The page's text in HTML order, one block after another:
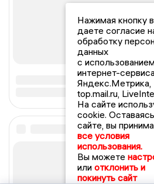
Нажимая кнопку
даете согласие
обработку
данных
с
интернет-
Яндекс.Метрика,
top.mail.ru,
На сайте
cookie.
сайте, вы
все условия
использования.
Вы можете
или отклонить и
покинуть сайт